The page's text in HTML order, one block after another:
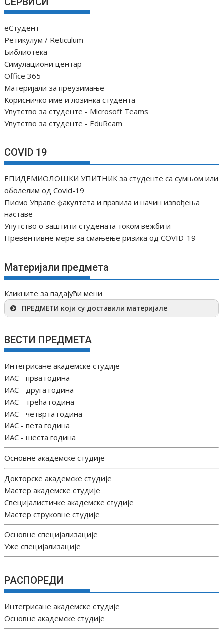
еСтудент
Ретикулум / Reticulum
Библиотека
Симулациони центар
Office 365
Материјали за преузимање
Корисничко име и лозинка студента
Упутство за студенте - Microsoft Teams
Упутство за студенте - EduRoam
COVID 19
ЕПИДЕМИОЛОШКИ УПИТНИК за студенте са сумњом или
оболелим од Covid-19
Писмо Управе факултета и правила и начин извођења
наставе
Упутство о заштити студената током вежби и
Превентивне мере за смањење ризика од COVID-19
Материјали предмета
Кликните за падајући мени
ПРЕДМЕТИ који су доставили материјале
ВЕСТИ ПРЕДМЕТА
Интегрисане академске студије
ИАС - прва година
ИАС - друга година
ИАС - трећа година
ИАС - четврта година
ИАС - пета година
ИАС - шеста година
Основне академске студије
Докторске академске студије
Мастер академске студије
Специјалистичке академске студије
Мастер струковне студије
Основне специјализације
Уже специјализације
РАСПОРЕДИ
Интегрисане академске студије
Основне академске студије